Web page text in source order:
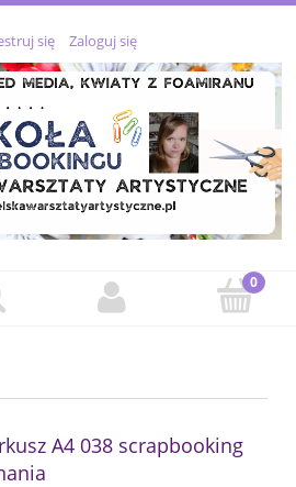
się Zaloguj się
A4 038 scrapbooking